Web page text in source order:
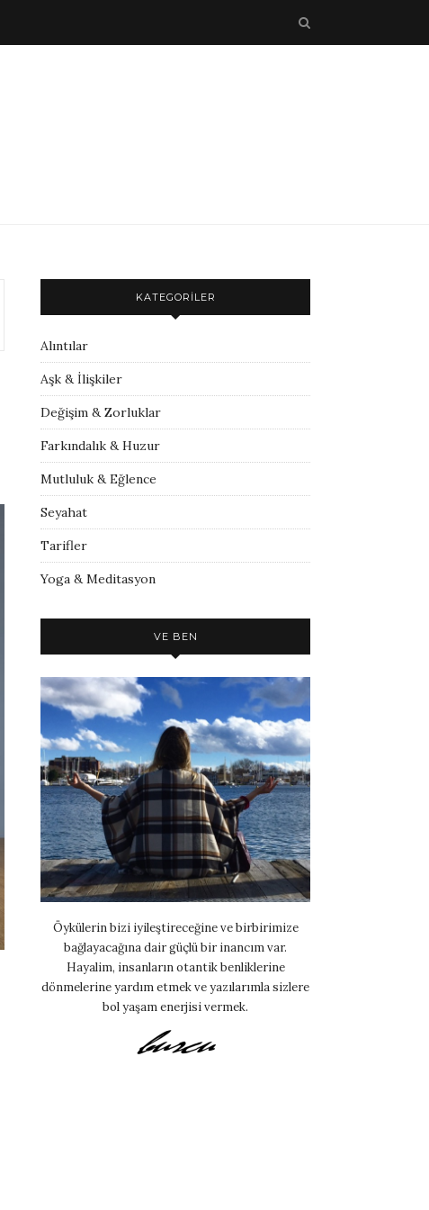
KATEGORILER
Alıntılar
Aşk & İlişkiler
Değişim & Zorluklar
Farkındalık & Huzur
Mutluluk & Eğlence
Seyahat
Tarifler
Yoga & Meditasyon
VE BEN
Öykülerin bizi iyileştireceğine ve birbirimize
bağlayacağına dair güçlü bir inancım var.
Hayalim, insanların otantik benliklerine
dönmelerine yardım etmek ve yazılarımla sizlere
bol yaşam enerjisi vermek.